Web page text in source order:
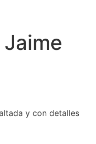
y con detalles